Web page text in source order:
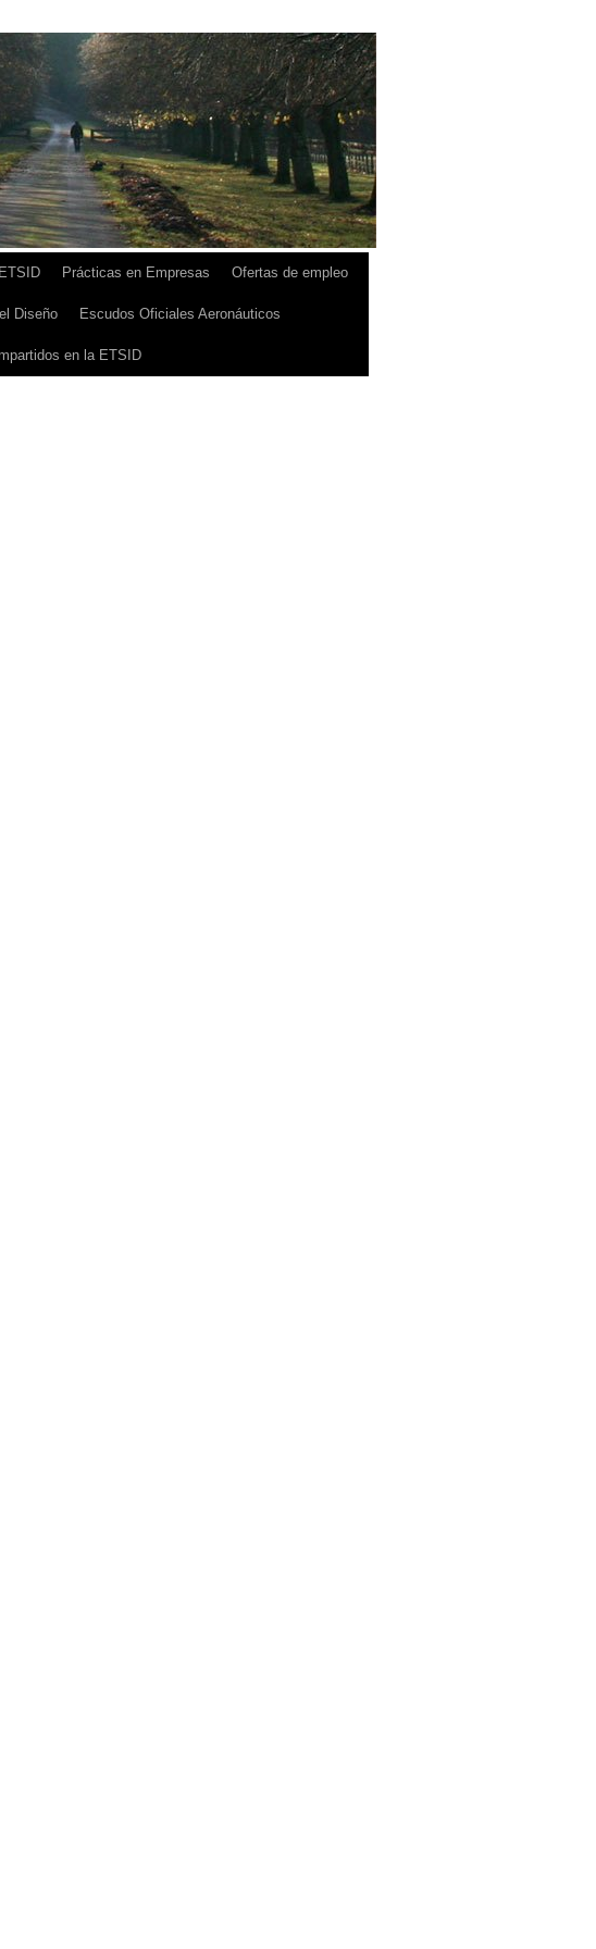
Prácticas en Empresas Ofertas de empleo
Diseño Escudos Oficiales Aeronáuticos
en la ETSID